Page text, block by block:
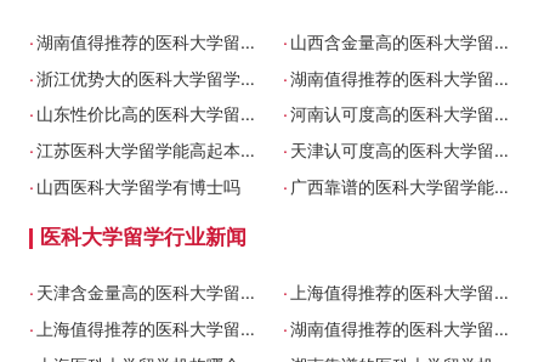
.湖南值得推荐的医科大学留学能专升本吗 . 山西含金量高的医科大学留学机构
.浙江优势大的医科大学留学机构哪个正规 .湖南值得推荐的医科大学留学能专升本吗
. 山东性价比高的医科大学留学要多少钱 .河南认可度高的医科大学留学机构哪家靠谱
.江苏医科大学留学能高起本吗 . 天津认可度高的医科大学留学是全日制吗
. 山西医科大学留学有博士吗 . 广西靠谱的医科大学留学能高起本吗
医科大学留学行业新闻
. 天津含金量高的医科大学留学机构 . 上海值得推荐的医科大学留学学费多少
. 上海值得推荐的医科大学留学学费多少 .湖南值得推荐的医科大学留学能专升本吗